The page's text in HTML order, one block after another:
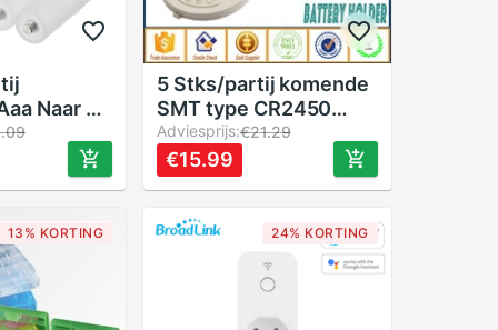
Naar Aa
Box
5 Stks/partij komende
SMT type CR2450
KNOOPCEL houder
met Cover TBH-
CR2450-04
Adviesprijs:€21.29
€15.99
13% KORTING 24% KORTING